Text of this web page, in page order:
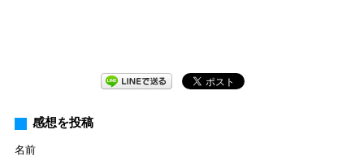
感想を投稿
名前